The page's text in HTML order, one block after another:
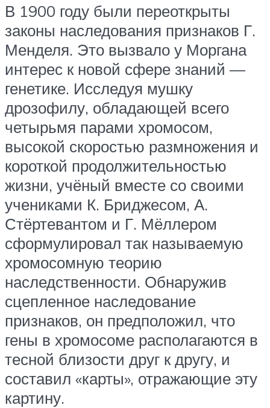
В 1900 году были переоткрыты
законы наследования признаков Г.
Менделя. Это вызвало у Моргана
интерес к новой сфере знаний —
генетике. Исследуя мушку
дрозофилу, обладающей всего
четырьмя парами хромосом,
высокой скоростью размножения и
короткой продолжительностью
жизни, учёный вместе со своими
учениками К. Бриджесом, А.
Стёртевантом и Г. Мёллером
сформулировал так называемую
хромосомную теорию
наследственности. Обнаружив
сцепленное наследование
признаков, он предположил, что
гены в хромосоме располагаются в
тесной близости друг к другу, и
составил «карты», отражающие эту
картину.